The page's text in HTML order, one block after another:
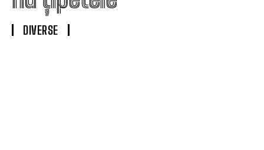
DIVERSE